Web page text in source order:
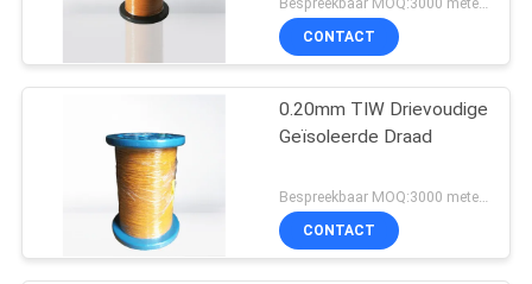
CONTACT
0.20mm TIW Drievoudige
Geïsoleerde Draad
Bespreekbaar MOQ:3000 meters
CONTACT